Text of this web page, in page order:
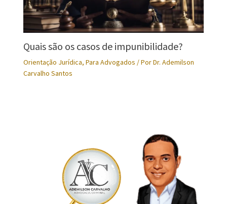
Quais são os casos de impunibilidade?
Orientação Jurídica, Para Advogados / PorDr. Ademilson
Carvalho Santos